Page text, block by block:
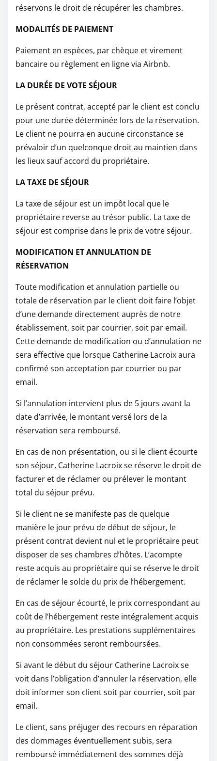
réservons le droit de récupérer les chambres.
MODALITÉS DE PAIEMENT
Paiement en espèces, par chèque et virement
bancaire ou règlement en ligne via Airbnb.
LA DURÉE DE VOTE SÉJOUR
Le présent contrat, accepté par le client est conclu
pour une durée déterminée lors de la réservation.
Le client ne pourra en aucune circonstance se
prévaloir d’un quelconque droit au maintien dans
les lieux sauf accord du propriétaire.
LA TAXE DE SÉJOUR
La taxe de séjour est un impôt local que le
propriétaire reverse au trésor public. La taxe de
séjour est comprise dans le prix de votre séjour.
MODIFICATION ET ANNULATION DE
RÉSERVATION
Toute modification et annulation partielle ou
totale de réservation par le client doit faire l’objet
d’une demande directement auprès de notre
établissement, soit par courrier, soit par email.
Cette demande de modification ou d’annulation ne
sera effective que lorsque Catherine Lacroix aura
confirmé son acceptation par courrier ou par
email.
Si l’annulation intervient plus de 5 jours avant la
date d’arrivée, le montant versé lors de la
réservation sera remboursé.
En cas de non présentation, ou si le client écourte
son séjour, Catherine Lacroix se réserve le droit de
facturer et de réclamer ou prélever le montant
total du séjour prévu.
Si le client ne se manifeste pas de quelque
manière le jour prévu de début de séjour, le
présent contrat devient nul et le propriétaire peut
disposer de ses chambres d’hôtes. L’acompte
reste acquis au propriétaire qui se réserve le droit
de réclamer le solde du prix de l’hébergement.
En cas de séjour écourté, le prix correspondant au
coût de l’hébergement reste intégralement acquis
au propriétaire. Les prestations supplémentaires
non consommées seront remboursées.
Si avant le début du séjour Catherine Lacroix se
voit dans l’obligation d’annuler la réservation, elle
doit informer son client soit par courrier, soit par
email.
Le client, sans préjuger des recours en réparation
des dommages éventuellement subis, sera
remboursé immédiatement des sommes déjà